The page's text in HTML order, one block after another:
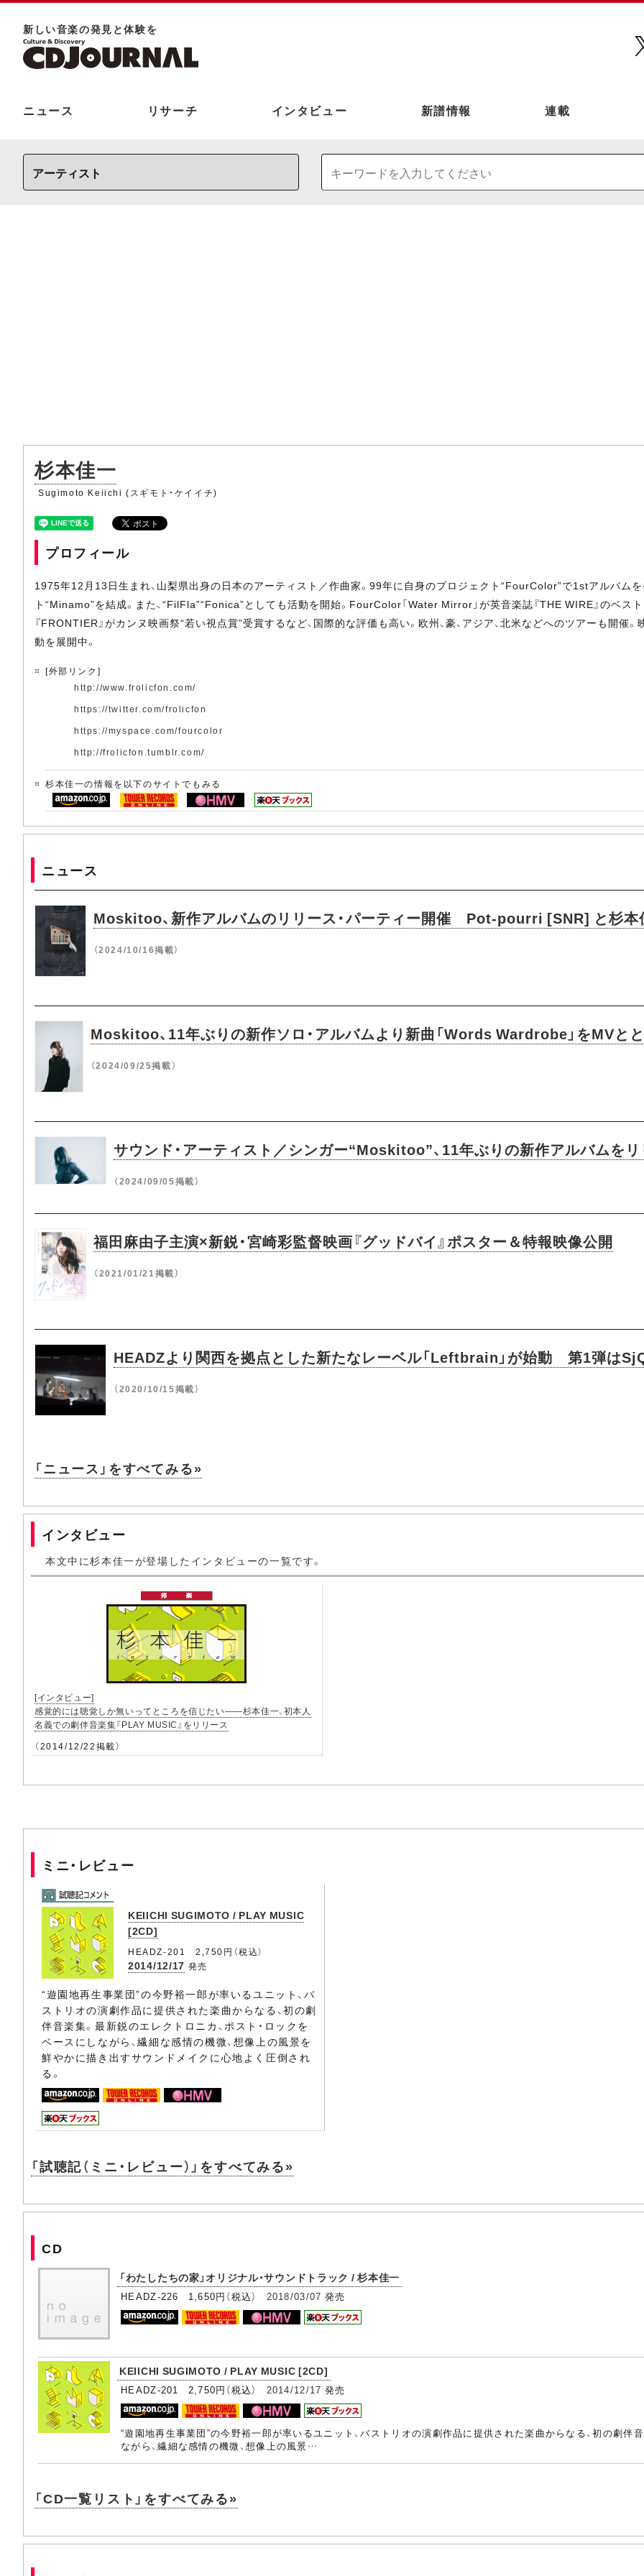
新しい⾳楽の発⾒と体験を
ニュース リサーチ インタビュー 新譜情報 連載
杉本佳一
Sugimoto Keiichi (スギモト・ケイイチ)
プロフィール
1975年12月13日生まれ、山梨県出身の日本のアーティスト／作曲家。99年に自身のプロジェクト“FourColor”で1stアルバムを
ト“Minamo”を結成。また、“FilFla”“Fonica”としても活動を開始。FourColor「Water Mirror」が英音楽誌『THE WIRE』のベス
『FRONTIER』がカンヌ映画祭“若い視点賞”受賞するなど、国際的な評価も高い。欧州、豪、アジア、北米などへのツアーも開催
動を展開中。
[外部リンク]
http://www.frolicfon.com/
https://twitter.com/frolicfon
https://myspace.com/fourcolor
http://frolicfon.tumblr.com/
杉本佳一の情報を以下のサイトでもみる
ニュース
Moskitoo、新作アルバムのリリース・パーティー開催 Pot-pourri [SNR] と杉本
（2024/10/16掲載）
Moskitoo、11年ぶりの新作ソロ・アルバムより新曲「Words Wardrobe」をMVと
（2024/09/25掲載）
サウンド・アーティスト／シンガー“Moskitoo”、11年ぶりの新作アルバムを
（2024/09/05掲載）
福田麻由子主演×新鋭・宮崎彩監督映画『グッドバイ』ポスター＆特報映像公開
（2021/01/21掲載）
HEADZより関西を拠点とした新たなレーベル「Leftbrain」が始動 第1弾は
（2020/10/15掲載）
「ニュース」をすべてみる»
インタビュー
本文中に杉本佳一が登場したインタビューの一覧です。
[インタビュー]
感覚的には聴覚しか無いってところを信じたい――杉本佳一、初本人
名義での劇伴音楽集『PLAY MUSIC』をリリース
（2014/12/22掲載）
ミニ・レビュー
KEIICHI SUGIMOTO / PLAY MUSIC
[2CD]
HEADZ-201 2,750円（税込）
2014/12/17 発売
“遊園地再生事業団”の今野裕一郎が率いるユニット、バ
ストリオの演劇作品に提供された楽曲からなる、初の劇
伴音楽集。最新鋭のエレクトロニカ、ポスト・ロックを
ベースにしながら、繊細な感情の機微、想像上の風景を
鮮やかに描き出すサウンドメイクに心地よく圧倒され
る。
「試聴記（ミニ・レビュー）」をすべてみる»
CD
「わたしたちの家」オリジナル・サウンドトラック / 杉本佳一
HEADZ-226 1,650円（税込） 2018/03/07 発売
KEIICHI SUGIMOTO / PLAY MUSIC [2CD]
HEADZ-201 2,750円（税込） 2014/12/17 発売
“遊園地再生事業団”の今野裕一郎が率いるユニット、バストリオの演劇作品に提供された楽曲からなる、初の劇伴
ながら、繊細な感情の機微、想像上の風景…
「CD一覧リスト」をすべてみる»